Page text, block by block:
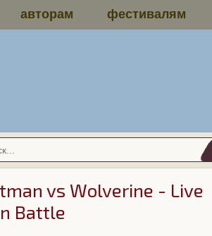
авторам фестивалям
vs Wolverine - Live
Battle